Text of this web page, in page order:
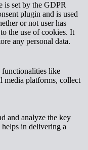
is set by the GDPR
plugin and is used
or not user has
the use of cookies. It
any personal data.
functionalities like
media platforms, collect
and analyze the key
in delivering a